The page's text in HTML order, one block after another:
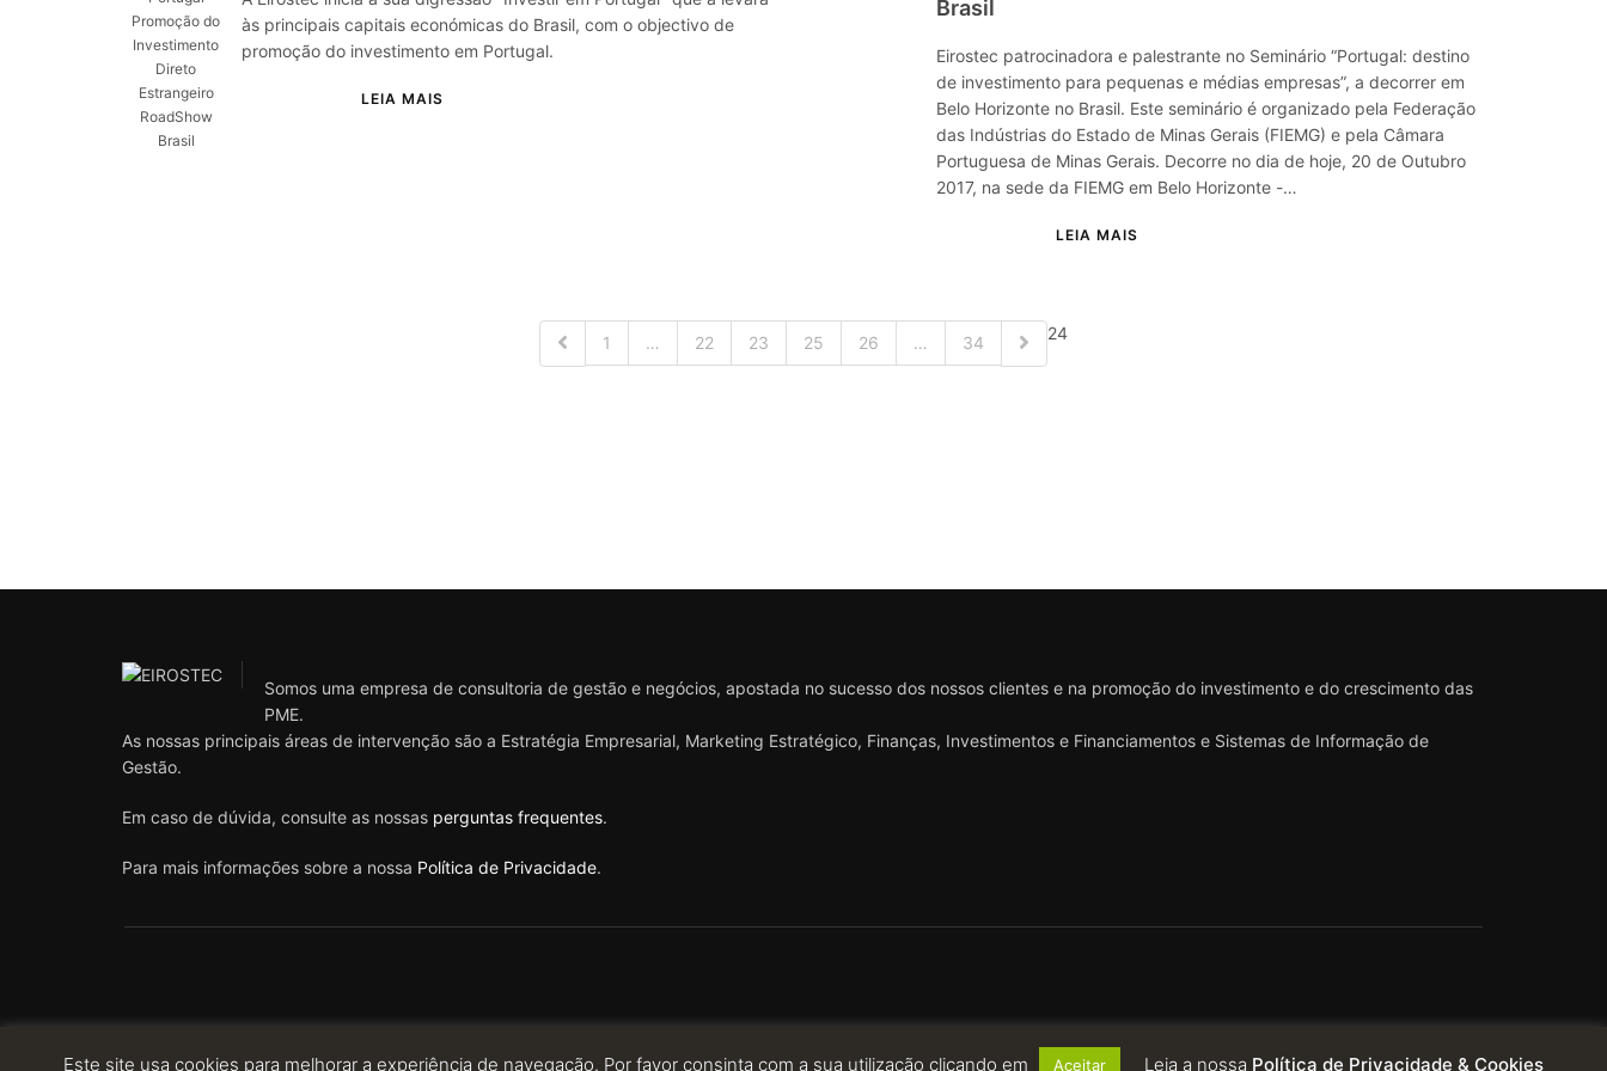
Promoção do
Investimento
Direto
Estrangeiro
RoadShow
Brasil
às principais capitais económicas do Brasil, com o objectivo de
promoção do investimento em Portugal.
Brasil
Eirostec patrocinadora e palestrante no Seminário “Portugal: destino
de investimento para pequenas e médias empresas”, a decorrer em
Belo Horizonte no Brasil. Este seminário é organizado pela Federação
das Indústrias do Estado de Minas Gerais (FIEMG) e pela Câmara
Portuguesa de Minas Gerais. Decorre no dia de hoje, 20 de Outubro
2017, na sede da FIEMG em Belo Horizonte -…
1 … 22 23 24
25 26 … 34
Somos uma empresa de consultoria de gestão e negócios, apostada no sucesso dos nossos clientes e na promoção do investimento e do crescimento das
PME.
As nossas principais áreas de intervenção são a Estratégia Empresarial, Marketing Estratégico, Finanças, Investimentos e Financiamentos e Sistemas de Informação de
Gestão.
Em caso de dúvida, consulte as nossas perguntas frequentes.
Para mais informações sobre a nossa Política de Privacidade.
Este site usa cookies para melhorar a experiência de navegação. Por favor consinta com a sua utilização clicando em Aceitar Leia a nossa Política de Privacidade & Cookies